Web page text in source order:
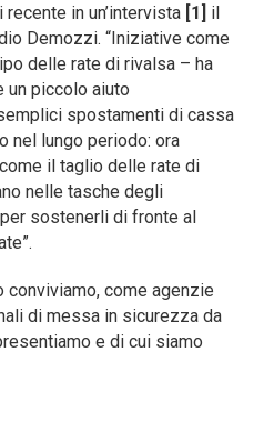
in un’intervista [1] il
Demozzi. “Iniziative come
delle rate di rivalsa – ha
piccolo aiuto
spostamenti di cassa
nel lungo periodo: ora
il taglio delle rate di
nelle tasche degli
sostenerli di fronte al
conviviamo, come agenzie
di messa in sicurezza da
e di cui siamo